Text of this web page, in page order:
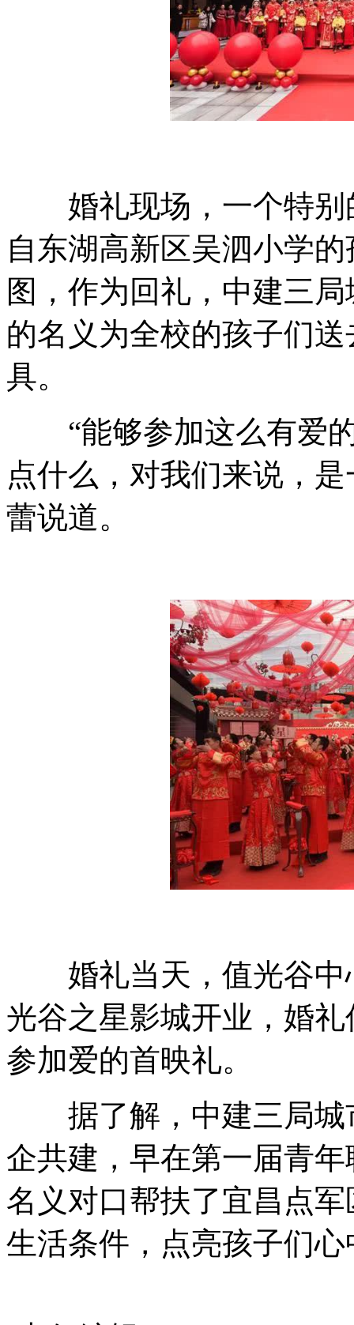
婚礼现场，一个特别
自东湖高新区吴泗小学
图，作为回礼，中建三
的名义为全校的孩子们
具。
“能够参加这么有爱的
点什么，对我们来说，
蕾说道。
婚礼当天，值光谷中
光谷之星影城开业，婚
参加爱的首映礼。
据了解，中建三局城
企共建，早在第一届青
名义对口帮扶了宜昌点
生活条件，点亮孩子们